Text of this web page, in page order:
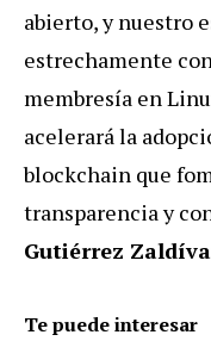
abierto, y nuestro
estrechamente
membresía en
acelerará la
blockchain que
transparencia y
Gutiérrez
Te puede interesar